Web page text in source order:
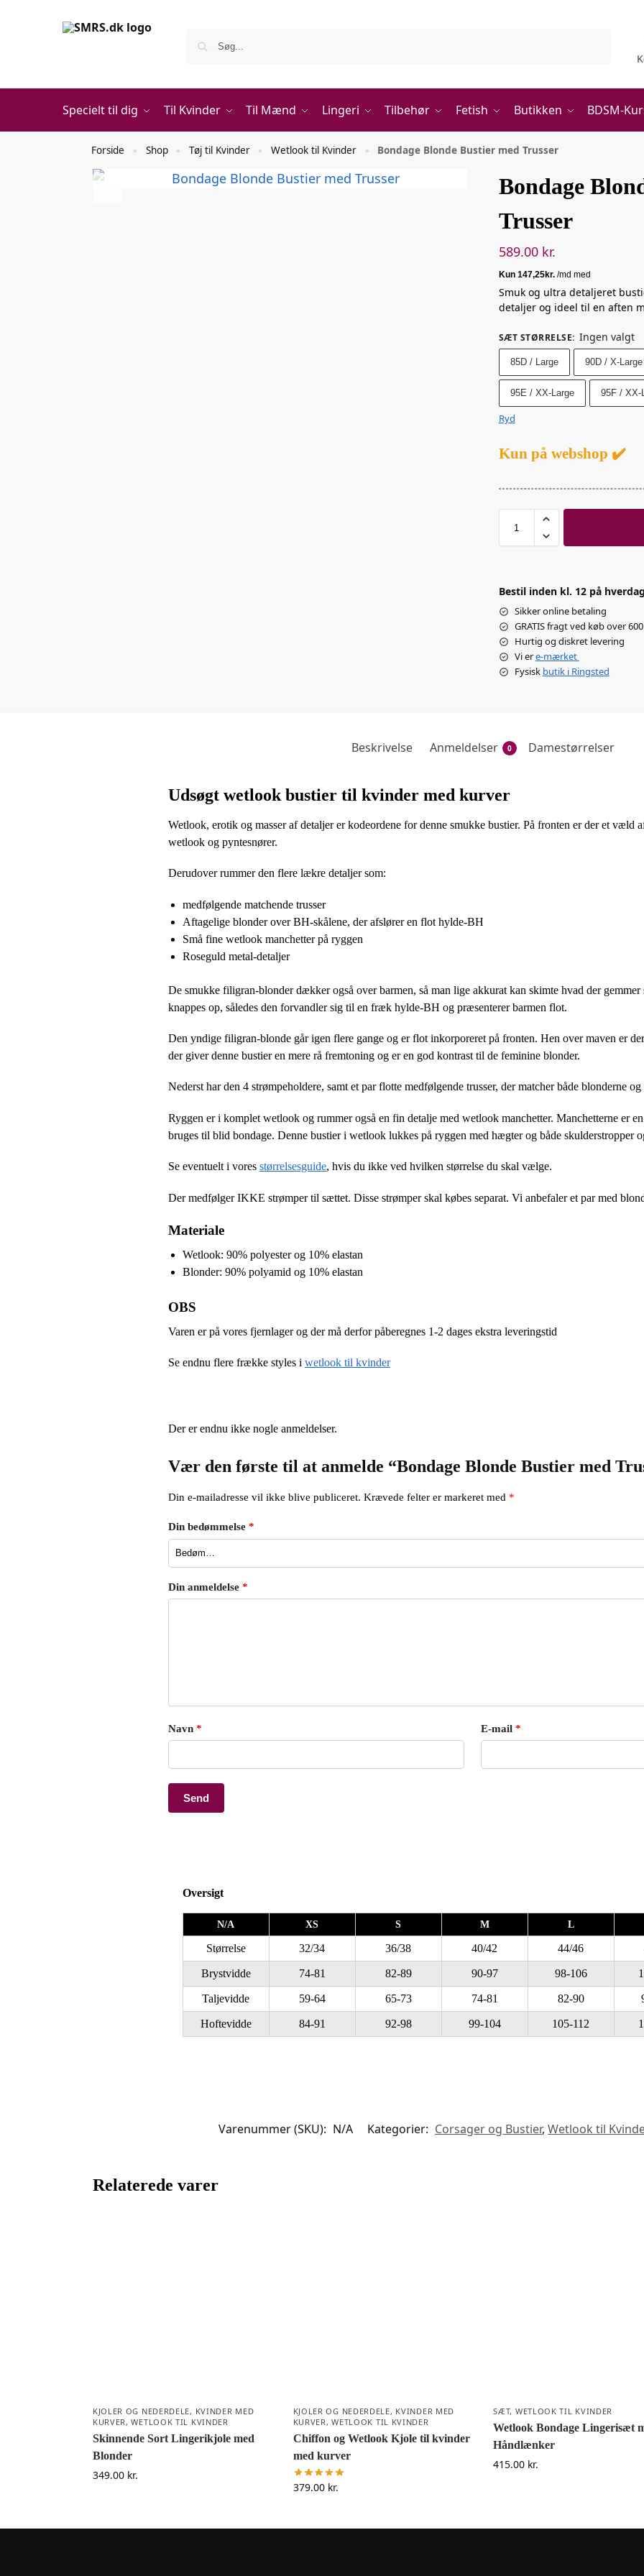
Specielt til dig Til Kvinder Til Mænd Lingeri Tilbehør Fetish Butikken BDSM-
Forside » Shop » Tøj til Kvinder » Wetlook til Kvinder » Bondage Blonde Bustier med Trusser
Bondage
Trusser
589.00 kr.
Smuk og ultra detaljeret
detaljer og ideel til en aften
SÆT STØRRELSE: Ingen valgt
85D / Large 90D / X-Large
95E / XX-Large 95F / XX-
Ryd
Kun på webshop ✔️
Bestil inden kl. 12 på
Sikker online betaling
GRATIS fragt ved køb over
Hurtig og diskret levering
Vi ere-mærket
Fysisk butik i Ringsted
Beskrivelse Anmeldelser 0 Damestørrelser
Udsøgt wetlook bustier til kvinder med kurver
Wetlook, erotik og masser af detaljer er kodeordene for denne smukke bustier. På fronten er der et væld
wetlook og pyntesnører.
Derudover rummer den flere lækre detaljer som:
medfølgende matchende trusser
Aftagelige blonder over BH-skålene, der afslører en flot hylde-BH
Små fine wetlook manchetter på ryggen
Roseguld metal-detaljer
De smukke filigran-blonder dækker også over barmen, så man lige akkurat kan skimte hvad der
knappes op, således den forvandler sig til en fræk hylde-BH og præsenterer barmen flot.
Den yndige filigran-blonde går igen flere gange og er flot inkorporeret på fronten. Hen over maven er
der giver denne bustier en mere rå fremtoning og er en god kontrast til de feminine blonder.
Nederst har den 4 strømpeholdere, samt et par flotte medfølgende trusser, der matcher både blonderne
Ryggen er i komplet wetlook og rummer også en fin detalje med wetlook manchetter. Manchetterne er
bruges til blid bondage. Denne bustier i wetlook lukkes på ryggen med hægter og både skulderstropper
Se eventuelt i vores størrelsesguide, hvis du ikke ved hvilken størrelse du skal vælge.
Der medfølger IKKE strømper til sættet. Disse strømper skal købes separat. Vi anbefaler et par med
Materiale
Wetlook: 90% polyester og 10% elastan
Blonder: 90% polyamid og 10% elastan
OBS
Varen er på vores fjernlager og der må derfor påberegnes 1-2 dages ekstra leveringstid
Se endnu flere frække styles i wetlook til kvinder
Der er endnu ikke nogle anmeldelser.
Vær den første til at anmelde “Bondage Blonde Bustier med
Din e-mailadresse vil ikke blive publiceret. Krævede felter er markeret med *
Din bedømmelse *
Din anmeldelse *
Navn * E-mail*
Oversigt
N/A XS S M L
Størrelse 32/34 36/38 40/42 44/46
Brystvidde 74-81 82-89 90-97 98-106
Taljevidde 59-64 65-73 74-81 82-90
Hoftevidde 84-91 92-98 99-104 105-112
Varenummer (SKU): N/A Kategorier: Corsager og Bustier, Wetlook til
Relaterede varer
KJOLER OG NEDERDELE, KVINDER MED
KURVER ,WETLOOK TIL KVINDER
Skinnende Sort Lingerikjole med
Blonder
349.00 kr.
KJOLER OG NEDERDELE, KVINDER MED
KURVER ,WETLOOK TIL KVINDER
Chiffon og Wetlook Kjole til kvinder
med kurver
379.00 kr.
SÆT, WETLOOK TIL KVINDER
Wetlook Bondage Lingerisæt
Håndlænker
415.00 kr.